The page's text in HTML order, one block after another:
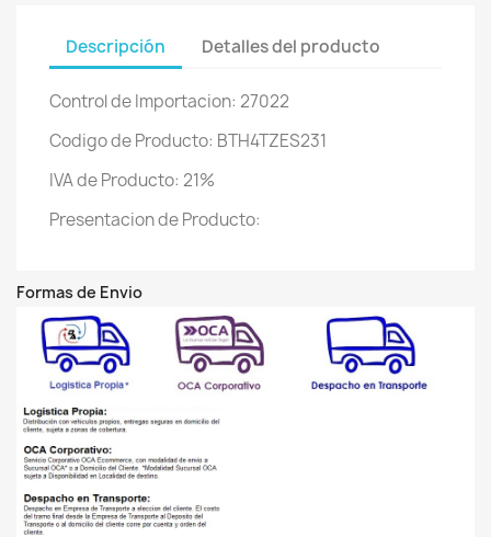
Descripción Detalles del producto
Control de Importacion: 27022
Codigo de Producto: BTH4TZES231
IVA de Producto: 21%
Presentacion de Producto:
Formas de Envio